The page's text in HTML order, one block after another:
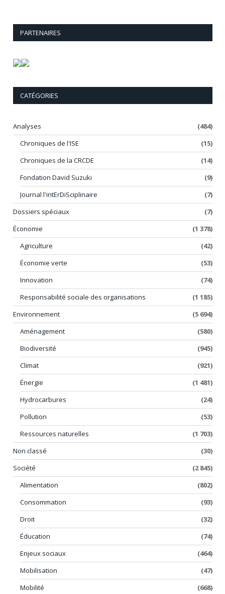
PARTENAIRES
CATÉGORIES
Analyses
(484)
Chroniques de l'ISE
(15)
Chroniques de la CRCDE
(14)
Fondation David Suzuki
(9)
Journal l'intErDiSciplinaire
(7)
Dossiers spéciaux
(7)
Économie
(1 378)
Agriculture
(42)
Économie verte
(53)
Innovation
(74)
Responsabilité sociale des organisations
(1 185)
Environnement
(5 694)
Aménagement
(580)
Biodiversité
(945)
Climat
(921)
Énergie
(1 481)
Hydrocarbures
(24)
Pollution
(53)
Ressources naturelles
(1 703)
Non classé
(30)
Société
(2 845)
Alimentation
(802)
Consommation
(93)
Droit
(32)
Éducation
(74)
Enjeux sociaux
(464)
Mobilisation
(47)
Mobilité
(668)